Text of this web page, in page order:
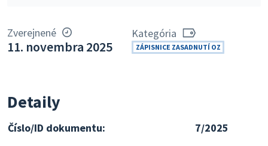
Zverejnené
11. novembra 2025
Kategória
ZÁPISNICE ZASADNUTÍ OZ
Detaily
Číslo/ID dokumentu: 7/2025